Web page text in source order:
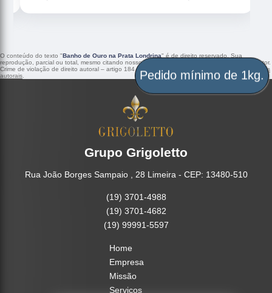
O conteúdo do texto "Banho de Ouro na Prata Londrina" é de direito reservado. Sua
reprodução, parcial ou total, mesmo citando nossos links, é proibida sem a autorização do autor.
Crime de violação de direito autoral – artigo 184 do Código Penal –
Lei 9610/98 - Lei de direitos
autorais
Grupo Grigoletto
Rua João Borges Sampaio , 28 Limeira - CEP: 13480-510
(19) 3701-4988
(19) 3701-4682
(19) 99991-5597
Home
Empresa
Missão
Serviços
Pedido mínimo de 1kg.